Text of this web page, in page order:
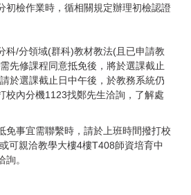
初檢作業時，循相關規定辦理初檢認證
科/分領域(群科)教材教法(且已申請教
先修課程同意抵免後，將於選課截止
於選課截止日中午後，於教務系統仍
校內分機1123找鄭先生洽詢，了解處
免事宜需聯繫時，請於上班時間撥打校
可親洽教學大樓4樓T408師資培育中
。